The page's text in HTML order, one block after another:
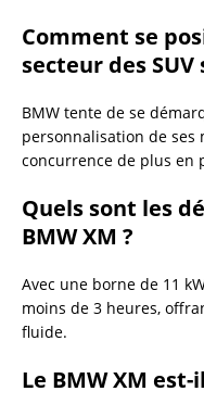
Comment se
secteur des
BMW tente de se
personnalisation de ses
concurrence de plus en
Quels sont les
BMW XM ?
Avec une borne de 11
moins de 3 heures,
fluide.
Le BMW XM